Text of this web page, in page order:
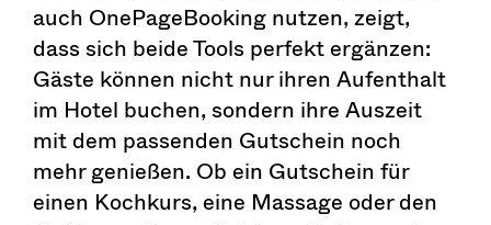
auch OnePageBooking nutzen, zeigt,
dass sich beide Tools perfekt ergänzen:
Gäste können nicht nur ihren Aufenthalt
im Hotel buchen, sondern ihre Auszeit
mit dem passenden Gutschein noch
mehr genießen. Ob ein Gutschein für
einen Kochkurs, eine Massage oder den